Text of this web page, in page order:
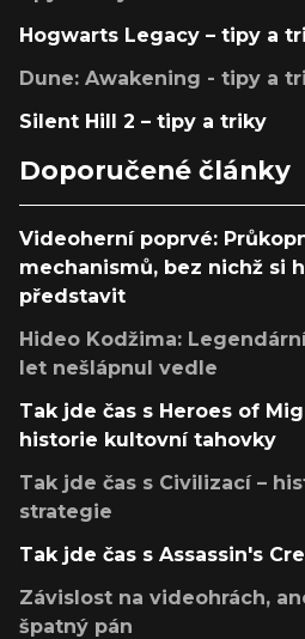
Hogwarts Legacy – tipy a
Dune: Awakening - tipy a
Silent Hill 2 – tipy a triky
Doporučené články
Videoherní poprvé:
mechanismů, bez nichž si
představit
Hideo Kodžima:
let nešlápnul vedle
Tak jde čas s Heroes of
historie kultovní tahovky
Tak jde čas s Civilizací –
strategie
Tak jde čas s Assassin's
Závislost na videohrách,
špatný pán